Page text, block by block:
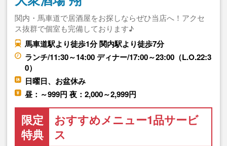
関内・馬車道で居酒屋をお探しならぜひ当店へ！アクセ
ス抜群で個室も完備しております♪
馬車道駅より徒歩1分 関内駅より徒歩7分
ランチ/11:30～14:00 ディナー/17:00～23:00（L.O.22:3
0）
日曜日、お盆休み
昼：～999円 夜：2,000～2,999円
限定
特典
おすすめメニュー1品サービ
ス